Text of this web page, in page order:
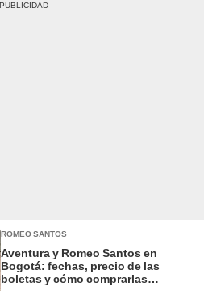
ROMEO SANTOS
Aventura y Romeo Santos en
Bogotá: fechas, precio de las
boletas y cómo comprarlas